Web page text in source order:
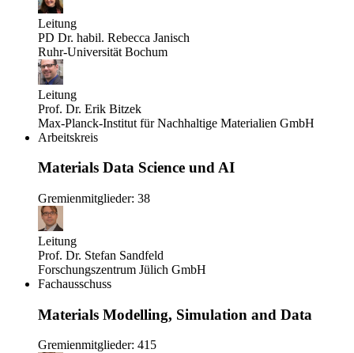
Leitung
PD Dr. habil. Rebecca Janisch
Ruhr-Universität Bochum
Leitung
Prof. Dr. Erik Bitzek
Max-Planck-Institut für Nachhaltige Materialien GmbH
Arbeitskreis
Materials Data Science und AI
Gremienmitglieder: 38
Leitung
Prof. Dr. Stefan Sandfeld
Forschungszentrum Jülich GmbH
Fachausschuss
Materials Modelling, Simulation and Data
Gremienmitglieder: 415